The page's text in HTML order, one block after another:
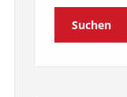
Suchen